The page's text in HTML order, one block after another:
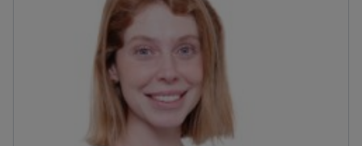
приверженностью к уходу за пациентами,
доктор успешно провел более 1,000
нейрохирургических процедур, что привело к
улучшению результатов лечения пациентов.